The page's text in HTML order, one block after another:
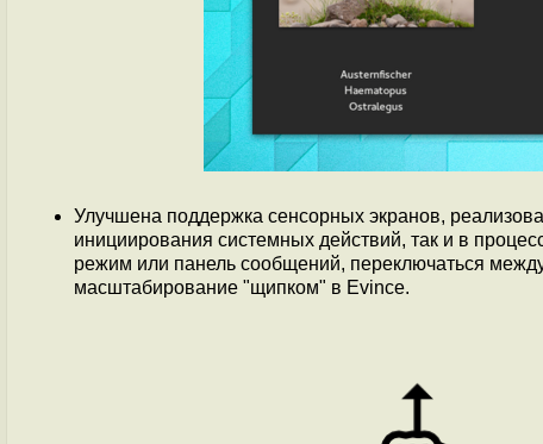
Улучшена поддержка сенсорных экранов,
инициирования системных действий, так и в
режим или панель сообщений, переключаться
масштабирование "щипком" в Evince.